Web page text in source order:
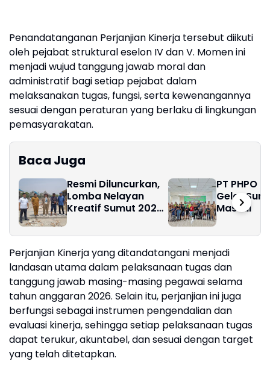
Penandatanganan Perjanjian Kinerja tersebut diikuti
oleh pejabat struktural eselon IV dan V. Momen ini
menjadi wujud tanggung jawab moral dan
administratif bagi setiap pejabat dalam
melaksanakan tugas, fungsi, serta kewenangannya
sesuai dengan peraturan yang berlaku di lingkungan
pemasyarakatan.
Baca Juga
Resmi Diluncurkan,
Lomba Nelayan
Kreatif Sumut 2026
dan Potensi Pesisir
PT PHPO
Gelar
Massal
Perjanjian Kinerja yang ditandatangani menjadi
landasan utama dalam pelaksanaan tugas dan
tanggung jawab masing-masing pegawai selama
tahun anggaran 2026. Selain itu, perjanjian ini juga
berfungsi sebagai instrumen pengendalian dan
evaluasi kinerja, sehingga setiap pelaksanaan tugas
dapat terukur, akuntabel, dan sesuai dengan target
yang telah ditetapkan.